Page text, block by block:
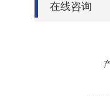
在线咨询